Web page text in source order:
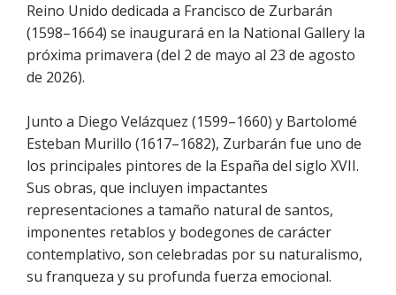
Reino Unido dedicada a Francisco de Zurbarán
(1598–1664) se inaugurará en la National Gallery la
próxima primavera (del 2 de mayo al 23 de agosto
de 2026).
Junto a Diego Velázquez (1599–1660) y Bartolomé
Esteban Murillo (1617–1682), Zurbarán fue uno de
los principales pintores de la España del siglo XVII.
Sus obras, que incluyen impactantes
representaciones a tamaño natural de santos,
imponentes retablos y bodegones de carácter
contemplativo, son celebradas por su naturalismo,
su franqueza y su profunda fuerza emocional.